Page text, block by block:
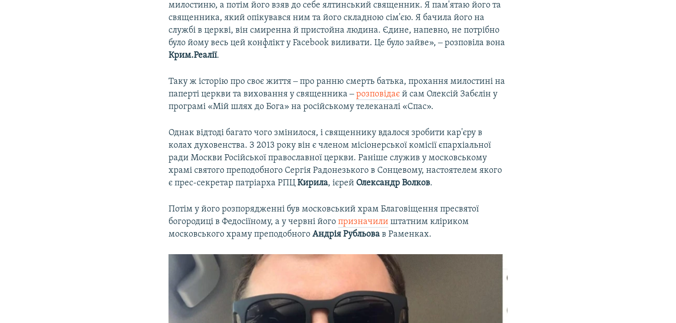
милостиню, а потім його взяв до себе ялтинський священник. Я пам'ятаю його та
священника, який опікувався ним та його складною сім'єю. Я бачила його на
службі в церкві, він смиренна й пристойна людина. Єдине, напевно, не потрібно
було йому весь цей конфлікт у Facebook виливати. Це було зайве», ‒ розповіла вона
Крим.Реалії.
Таку ж історію про своє життя ‒ про ранню смерть батька, прохання милостині на
паперті церкви та виховання у священника ‒розповідає й сам Олексій Забєлін у
програмі «Мій шлях до Бога» на російському телеканалі «Спас».
Однак відтоді багато чого змінилося, і священнику вдалося зробити кар'єру в
колах духовенства. З 2013 року він є членом місіонерської комісії єпархіальної
ради Москви Російської православної церкви. Раніше служив у московському
храмі святого преподобного Сергія Радонезького в Сонцевому, настоятелем якого
є прес-секретар патріарха РПЦКирила, ієрей Олександр Волков.
Потім у його розпорядженні був московський храм Благовіщення пресвятої
богородиці в Федосіїному, а у червні йогопризначили штатним кліриком
московського храму преподобногоАндрія Рубльова в Раменках.